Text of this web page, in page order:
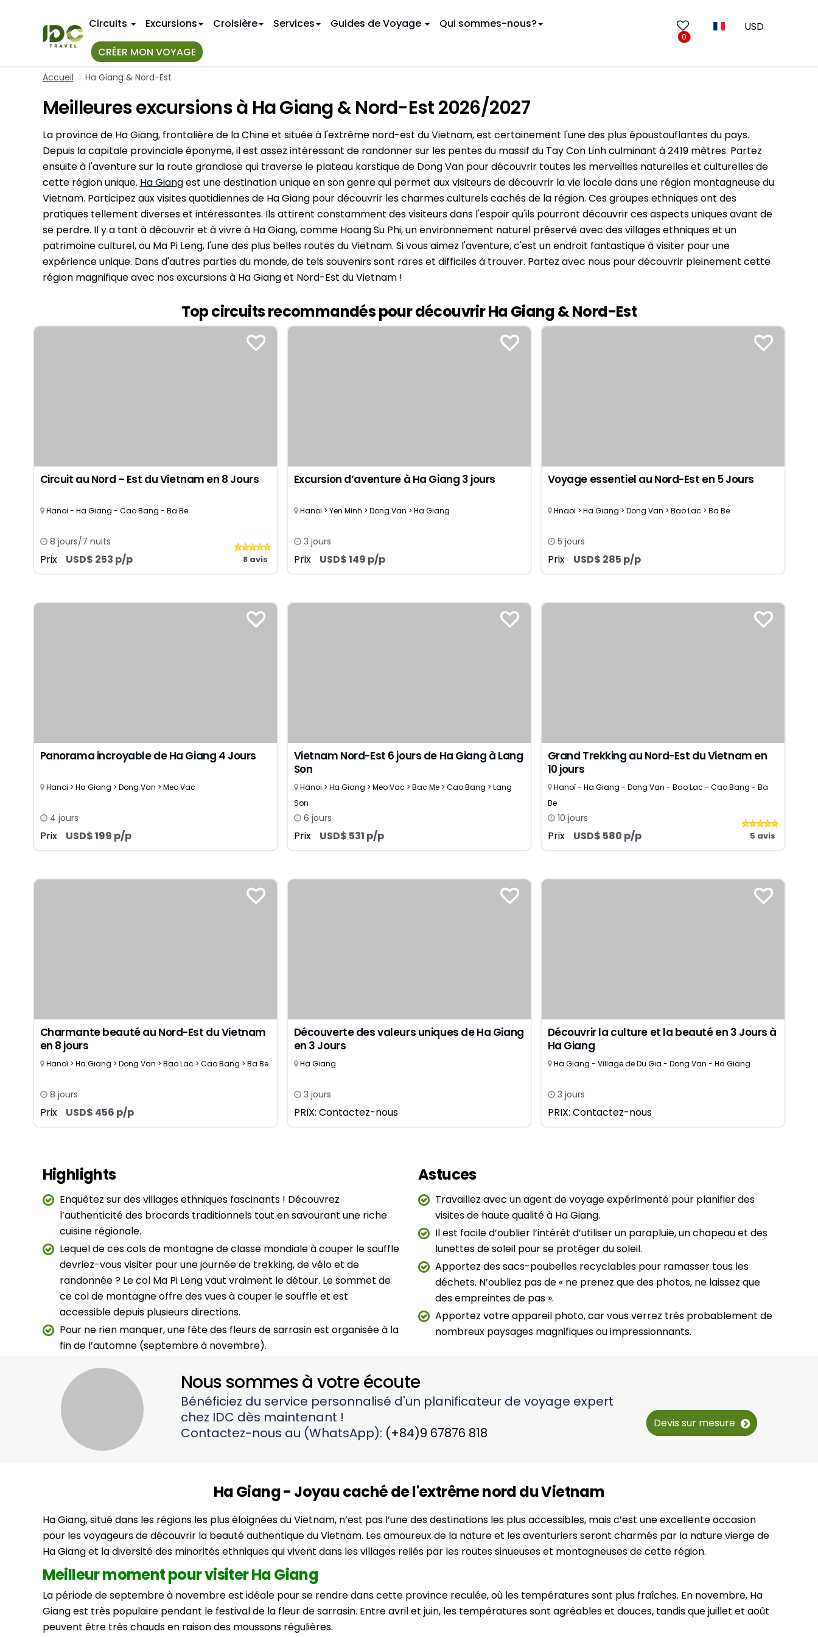
Circuits
Top 10+ Circuits Incontournables du Vietnam
Circuits authentiques
Séjour Bien-être et Détente
Circuit de Golf
Voyage de luxe
Voyage de noces
Séjours balnéaires
Circuits Nord Vietnam
Circuits Centre Vietnam
Circuits Sud Vietnam
Circuits au départ d'Hanoi
Circuits au départ de Danang
Circuits au départ d'Ho Chi Minh Ville
Circuits au départ de Phu Quoc
CIRCUITS VIETNAM PAR MOIS
Janvier Février
Mars
Avril
Mai
Juin
Octobre
Novembre Décembre
CIRCUITS VIETNAM PAR DURÉE
7 jours
Excursions Croisière Services
Au Vietnam
Au Cambodge
Au Myanmar
En Thaïlande
Au Laos
Hue
Danang
Nha Trang
Ho Chi Minh Ville
(Saïgon)
Bangkok
Chiang Mai
Phuket
Phnom Penh
Yangon
Vientiane
Luang Prabang
Guides de Voyage
Premier voyage au Vietnam 9 jours au Vietnam
11 jours au Vietnam
12 jours au Vietnam
13 jours au Vietnam
14 jours au Vietnam
16 jours au Vietnam
17 jours au Vietnam
18 jours au Vietnam
19 jours au Vietnam
20 jours au Vietnam
3 semaines au Vietnam
VIETNAM GUIDE DE VOYAGE
Hanoi Baie d'Halong
Ninh Binh
Mai Chau
Ha Giang
Lao Cai
Sapa
Ba Be
Bac Ninh
Hue
Hoi An
Ho Chi Minh-Ville
Can Tho
Marché flottant Cai Rang
Qui sommes-nous?
CRÉER MON VOYAGE
0
USD
Accueil Ha Giang & Nord-Est
Meilleures excursions à Ha Giang & Nord-Est 2026/2027
La province de Ha Giang, frontalière de la Chine et située à l'extrême nord-est du Vietnam, est certainement l'une des plus époustouflantes du pays.
Depuis la capitale provinciale éponyme, il est assez intéressant de randonner sur les pentes du massif du Tay Con Linh culminant à 2419 mètres. Partez
ensuite à l'aventure sur la route grandiose qui traverse le plateau karstique de Dong Van pour découvrir toutes les merveilles naturelles et culturelles de
cette région unique. Ha Giangest une destination unique en son genre qui permet aux visiteurs de découvrir la vie locale dans une région montagneuse du
Vietnam. Participez aux visites quotidiennes de Ha Giang pour découvrir les charmes culturels cachés de la région. Ces groupes ethniques ont des
pratiques tellement diverses et intéressantes. Ils attirent constamment des visiteurs dans l'espoir qu'ils pourront découvrir ces aspects uniques avant de
se perdre. Il y a tant à découvrir et à vivre à Ha Giang, comme Hoang Su Phi, un environnement naturel préservé avec des villages ethniques et un
patrimoine culturel, ou Ma Pi Leng, l'une des plus belles routes du Vietnam. Si vous aimez l'aventure, c'est un endroit fantastique à visiter pour une
expérience unique. Dans d'autres parties du monde, de tels souvenirs sont rares et difficiles à trouver. Partez avec nous pour découvrir pleinement cette
région magnifique avec nos excursions à Ha Giang et Nord-Est du Vietnam !
Top circuits recommandés pour découvrir Ha Giang & Nord-Est
Circuit au Nord – Est du Vietnam en 8 Jours
Hanoi - Ha Giang - Cao Bang - Ba Be
8 jours/7 nuits
Prix USD$ 253 p/p 8 avis
Excursion d’aventure à Ha Giang 3 jours
Hanoi > Yen Minh > Dong Van > Ha Giang
3 jours
Prix USD$ 149 p/p
Voyage essentiel au Nord-Est en 5 Jours
Hnaoi > Ha Giang > Dong Van > Bao Lac > Ba Be
5 jours
Prix USD$ 285 p/p
Panorama incroyable de Ha Giang 4 Jours
Hanoi > Ha Giang > Dong Van > Meo Vac
4 jours
Prix USD$ 199 p/p
Vietnam Nord-Est 6 jours de Ha Giang à Lang
Son
Hanoi > Ha Giang > Meo Vac > Bac Me > Cao Bang > Lang
Son
6 jours
Prix USD$ 531 p/p
Grand Trekking au Nord-Est du Vietnam en
10 jours
Hanoï - Ha Giang - Dong Van - Bao Lac - Cao Bang - Ba
Be
10 jours
Prix USD$ 580 p/p 5 avis
Charmante beauté au Nord-Est du Vietnam
en 8 jours
Hanoï > Ha Giang > Dong Van > Bao Lac > Cao Bang > Ba Be
8 jours
Prix USD$ 456 p/p
Découverte des valeurs uniques de Ha Giang
en 3 Jours
Ha Giang
3 jours
PRIX: Contactez-nous
Découvrir la culture et la beauté en 3 Jours à
Ha Giang
Ha Giang - Village de Du Gia - Dong Van - Ha Giang
3 jours
PRIX: Contactez-nous
Highlights
Enquêtez sur des villages ethniques fascinants ! Découvrez
l’authenticité des brocards traditionnels tout en savourant une riche
cuisine régionale.
Lequel de ces cols de montagne de classe mondiale à couper le souffle
devriez-vous visiter pour une journée de trekking, de vélo et de
randonnée ? Le col Ma Pi Leng vaut vraiment le détour. Le sommet de
ce col de montagne offre des vues à couper le souffle et est
accessible depuis plusieurs directions.
Pour ne rien manquer, une fête des fleurs de sarrasin est organisée à la
fin de l’automne (septembre à novembre).
Astuces
Travaillez avec un agent de voyage expérimenté pour planifier des
visites de haute qualité à Ha Giang.
Il est facile d’oublier l’intérêt d’utiliser un parapluie, un chapeau et des
lunettes de soleil pour se protéger du soleil.
Apportez des sacs-poubelles recyclables pour ramasser tous les
déchets. N’oubliez pas de « ne prenez que des photos, ne laissez que
des empreintes de pas ».
Apportez votre appareil photo, car vous verrez très probablement de
nombreux paysages magnifiques ou impressionnants.
Nous sommes à votre écoute
Bénéficiez du service personnalisé d'un planificateur de voyage expert
chez IDC dès maintenant !
Contactez-nous au (WhatsApp): (+84)9 67876 818
Devis sur mesure
Ha Giang - Joyau caché de l'extrême nord du Vietnam
Ha Giang, situé dans les régions les plus éloignées du Vietnam, n’est pas l’une des destinations les plus accessibles, mais c’est une excellente occasion
pour les voyageurs de découvrir la beauté authentique du Vietnam. Les amoureux de la nature et les aventuriers seront charmés par la nature vierge de
Ha Giang et la diversité des minorités ethniques qui vivent dans les villages reliés par les routes sinueuses et montagneuses de cette région.
Meilleur moment pour visiter Ha Giang
La période de septembre à novembre est idéale pour se rendre dans cette province reculée, où les températures sont plus fraîches. En novembre, Ha
Giang est très populaire pendant le festival de la fleur de sarrasin. Entre avril et juin, les températures sont agréables et douces, tandis que juillet et août
peuvent être très chauds en raison des moussons régulières.